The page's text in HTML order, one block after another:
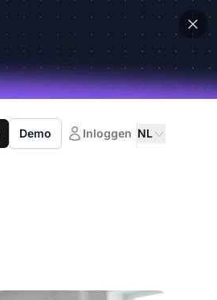
Demo Inloggen NL